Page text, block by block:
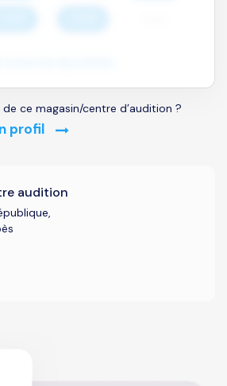
ce magasin/centre d’audition ?
profil
audition